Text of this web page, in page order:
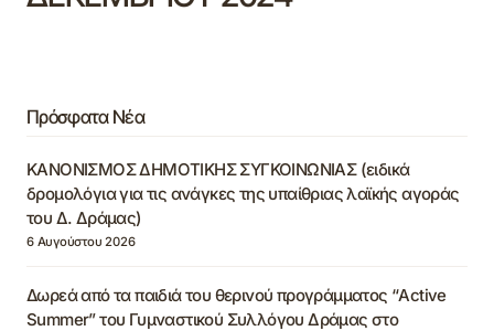
Πρόσφατα Νέα
ΚΑΝΟΝΙΣΜΟΣ ΔΗΜΟΤΙΚΗΣ ΣΥΓΚΟΙΝΩΝΙΑΣ (ειδικά
δρομολόγια για τις ανάγκες της υπαίθριας λαϊκής αγοράς
του Δ. Δράμας)
6 Αυγούστου 2026
Δωρεά από τα παιδιά του θερινού προγράμματος “Active
Summer” του Γυμναστικού Συλλόγου Δράμας στο